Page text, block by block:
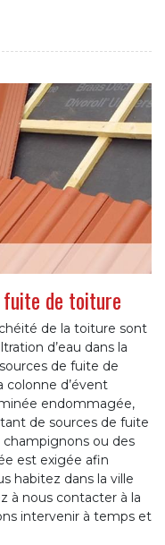
fuite de toiture
de la toiture sont
d’eau dans la
de fuite de
colonne d’évent
endommagée,
de sources de fuite
ou des
est exigée afin
habitez dans la ville
à nous contacter à la
intervenir à temps et